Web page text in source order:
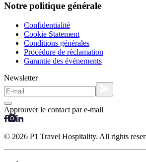
Notre politique générale
Confidentialité
Cookie Statement
Conditions générales
Procédure de réclamation
Garantie des événements
Newsletter
Approuver le contact par e-mail
© 2026 P1 Travel Hospitality. All rights